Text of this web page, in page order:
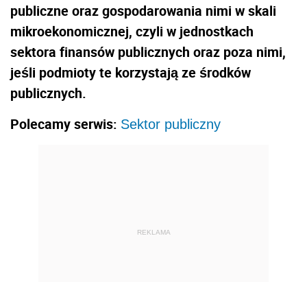
publiczne oraz gospodarowania nimi w skali
mikroekonomicznej, czyli w jednostkach
sektora finansów publicznych oraz poza nimi,
jeśli podmioty te korzystają ze środków
publicznych.
Polecamy serwis: Sektor publiczny
REKLAMA